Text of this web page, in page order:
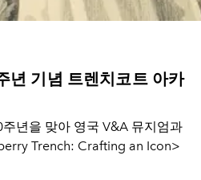
년 기념 트렌치코트 아카
년을 맞아 영국 V&A 뮤지엄과
Trench: Crafting an Icon>